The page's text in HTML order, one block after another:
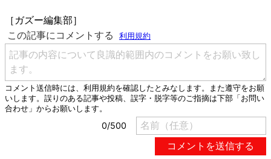
［ガズー編集部］